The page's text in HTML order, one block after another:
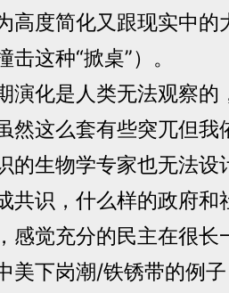
高度简化又跟现实中的
这种“掀桌”）。
演化是人类无法观察的
然这么套有些突兀但我
的生物学专家也无法设
共识，什么样的政府和
感觉充分的民主在很长
美下岗潮/铁锈带的例